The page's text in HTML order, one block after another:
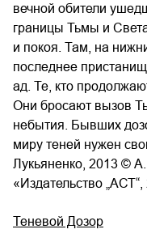
вечной обители
границы Тьмы и
и покоя. Там, на
последнее
ад. Те, кто
Они бросают вызов
небытия. Бывших
миру теней нужен
Лукьяненко, 2013 ©
«Издательство
Теневой Дозор